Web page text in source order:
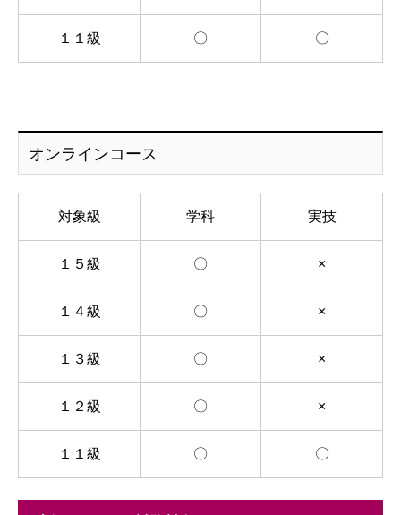
１１級 〇 〇
オンラインコース
対象級 学科 実技
１５級 〇 ×
１４級 〇 ×
１３級 〇 ×
１２級 〇 ×
１１級 〇 〇